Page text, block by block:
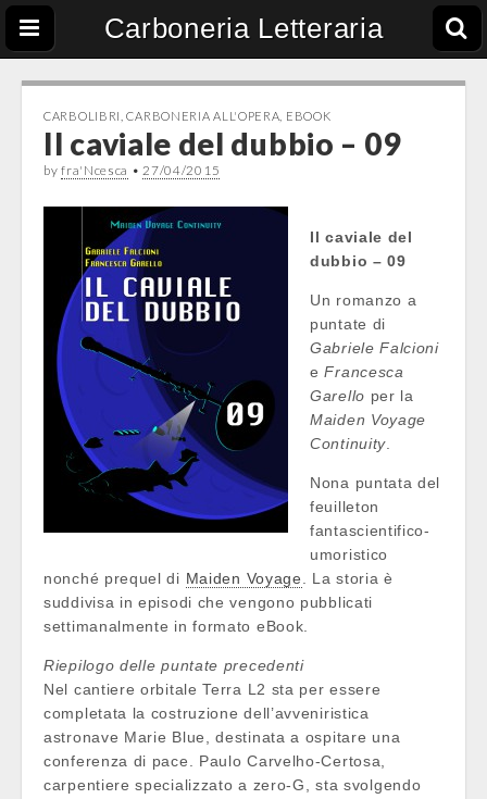
Carboneria Letteraria
CARBOLIBRI ,CARBONERIA ALL'OPERA EBOOK
Il caviale del dubbio – 09
byfra'Ncesca •27/04/2015
Il caviale del
dubbio – 09
Un romanzo a
puntate di
Gabriele Falcioni
e Francesca
Garello per la
Maiden Voyage
Continuity
Nona puntata del
feuilleton
fantascientifico-
umoristico
nonché prequel di Maiden Voyage
. La storia è
suddivisa in episodi che vengono pubblicati
settimanalmente in formato eBook.
Riepilogo delle puntate precedenti
Nel cantiere orbitale Terra L2 sta per essere
completata la costruzione dell’avveniristica
astronave Marie Blue, destinata a ospitare una
conferenza di pace. Paulo Carvelho-Certosa,
carpentiere specializzato a zero-G, sta svolgendo